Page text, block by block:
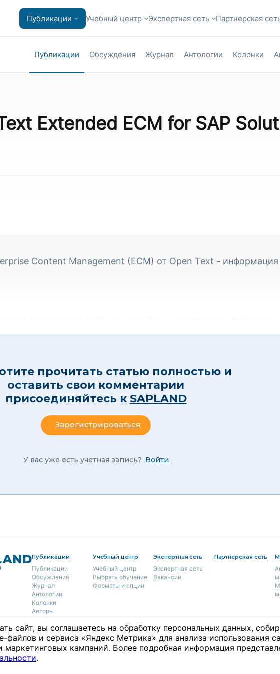
Публикации Учебный центр Экспертная сеть Партнерская
Публикации Обсуждения Журнал Антологии Колонки
Extended ECM for SAP
Content Management (ECM) от Open Text - информация
прочитать статью полностью и
оставить свои комментарии
присоединяйтесь к SAPLAND
Зарегистрироваться
У вас уже есть учетная запись? Войти
Публикации
Публикации
Обсуждения
Журнал
Антологии
Колонки
Авторы
Учебный центр
Учебный центр
Выбрать обучение
Форматы и опции
Экспертная сеть
Экспертная сеть
Вакансии
Партнерская сеть
О нас
Концепция
Политики
Контакты
сайт, вы соглашаетесь на обработку персональных данных,
файлов и сервиса «Яндекс Метрика» для анализа использования
маркетинговых кампаний. Более подробная информация
.